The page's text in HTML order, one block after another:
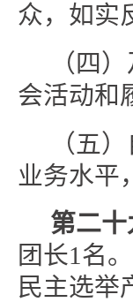
众，如实
（四
会活动和
（五
业务水平
第二
团长1名
民主选举